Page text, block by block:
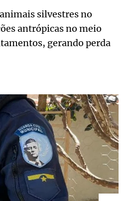
silvestres no
antrópicas no meio
gerando perda